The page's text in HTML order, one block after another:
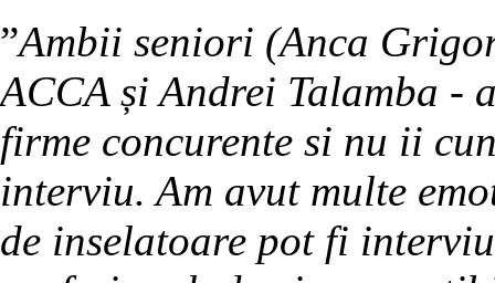
”Ambii seniori (Anca
ACCA și Andrei Talamba -
firme concurente si nu ii
interviu. Am avut multe
de inselatoare pot fi